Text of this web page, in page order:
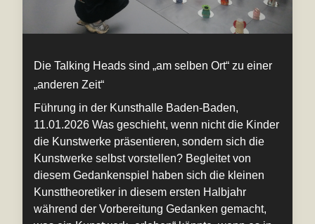
Die Talking Heads sind „am selben Ort“ zu einer
„anderen Zeit“
Führung in der Kunsthalle Baden-Baden,
11.01.2026 Was geschieht, wenn nicht die Kinder
die Kunstwerke präsentieren, sondern sich die
Kunstwerke selbst vorstellen? Begleitet von
diesem Gedankenspiel haben sich die kleinen
Kunsttheoretiker in diesem ersten Halbjahr
während der Vorbereitung Gedanken gemacht,